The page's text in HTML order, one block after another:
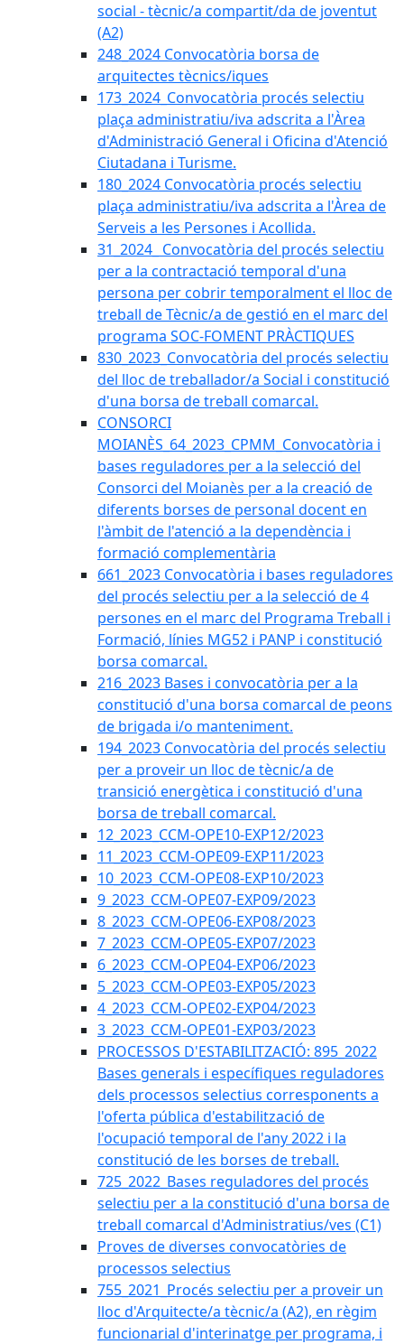
social - tècnic/a compartit/da de joventut
(A2)
248_2024 Convocatòria borsa de
arquitectes tècnics/iques
173_2024_Convocatòria procés selectiu
plaça administratiu/iva adscrita a l'Àrea
d'Administració General i Oficina d'Atenció
Ciutadana i Turisme.
180_2024 Convocatòria procés selectiu
plaça administratiu/iva adscrita a l'Àrea de
Serveis a les Persones i Acollida.
31_2024_ Convocatòria del procés selectiu
per a la contractació temporal d'una
persona per cobrir temporalment el lloc de
treball de Tècnic/a de gestió en el marc del
programa SOC-FOMENT PRÀCTIQUES
830_2023_Convocatòria del procés selectiu
del lloc de treballador/a Social i constitució
d'una borsa de treball comarcal.
CONSORCI
MOIANÈS_64_2023_CPMM_Convocatòria i
bases reguladores per a la selecció del
Consorci del Moianès per a la creació de
diferents borses de personal docent en
l'àmbit de l'atenció a la dependència i
formació complementària
661_2023 Convocatòria i bases reguladores
del procés selectiu per a la selecció de 4
persones en el marc del Programa Treball i
Formació, línies MG52 i PANP i constitució
borsa comarcal.
216_2023 Bases i convocatòria per a la
constitució d'una borsa comarcal de peons
de brigada i/o manteniment.
194_2023 Convocatòria del procés selectiu
per a proveir un lloc de tècnic/a de
transició energètica i constitució d'una
borsa de treball comarcal.
12_2023_CCM-OPE10-EXP12/2023
11_2023_CCM-OPE09-EXP11/2023
10_2023_CCM-OPE08-EXP10/2023
9_2023_CCM-OPE07-EXP09/2023
8_2023_CCM-OPE06-EXP08/2023
7_2023_CCM-OPE05-EXP07/2023
6_2023_CCM-OPE04-EXP06/2023
5_2023_CCM-OPE03-EXP05/2023
4_2023_CCM-OPE02-EXP04/2023
3_2023_CCM-OPE01-EXP03/2023
PROCESSOS D'ESTABILITZACIÓ: 895_2022
Bases generals i específiques reguladores
dels processos selectius corresponents a
l'oferta pública d'estabilització de
l'ocupació temporal de l'any 2022 i la
constitució de les borses de treball.
725_2022_Bases reguladores del procés
selectiu per a la constitució d'una borsa de
treball comarcal d'Administratius/ves (C1)
Proves de diverses convocatòries de
processos selectius
755_2021_Procés selectiu per a proveir un
lloc d'Arquitecte/a tècnic/a (A2), en règim
funcionarial d'interinatge per programa, i